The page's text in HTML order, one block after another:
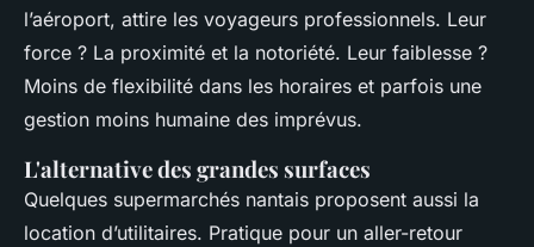
l’aéroport, attire les voyageurs professionnels. Leur
force ? La proximité et la notoriété. Leur faiblesse ?
Moins de flexibilité dans les horaires et parfois une
gestion moins humaine des imprévus.
L'alternative des grandes surfaces
Quelques supermarchés nantais proposent aussi la
location d’utilitaires. Pratique pour un aller-retour